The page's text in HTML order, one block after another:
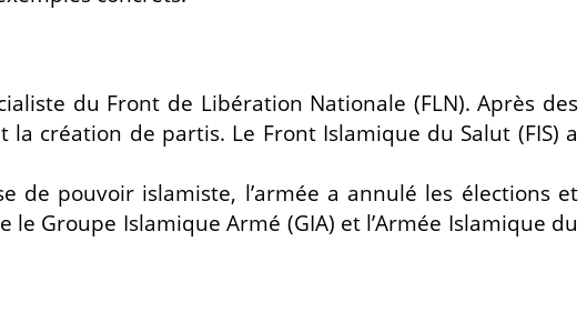
du Front de Libération Nationale (FLN). Après des
création de partis. Le Front Islamique du Salut (FIS) a
de pouvoir islamiste, l’armée a annulé les élections et
Groupe Islamique Armé (GIA) et l’Armée Islamique du